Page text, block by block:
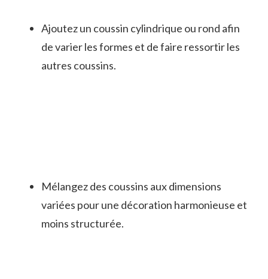
Ajoutez un coussin cylindrique ou rond afin
de varier les formes et de faire ressortir les
autres coussins.
Mélangez des coussins aux dimensions
variées pour une décoration harmonieuse et
moins structurée.